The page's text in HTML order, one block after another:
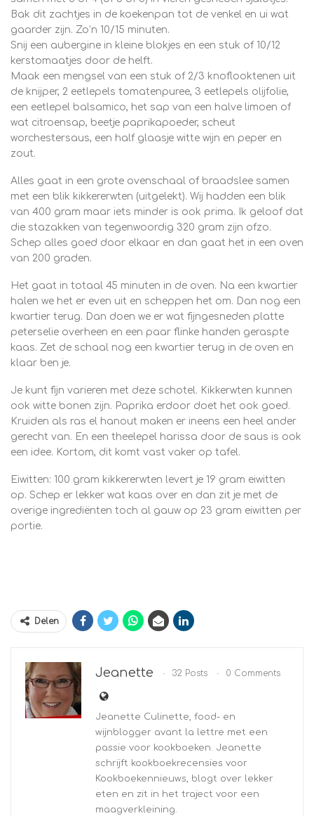
Bak dit zachtjes in de koekenpan tot de venkel en ui wat
gaarder zijn. Zo’n 10/15 minuten.
Snij een aubergine in kleine blokjes en een stuk of 10/12
kerstomaatjes door de helft.
Maak een mengsel van een stuk of 2/3 knoflooktenen uit
de knijper, 2 eetlepels tomatenpuree, 3 eetlepels olijfolie,
een eetlepel balsamico, het sap van een halve limoen of
wat citroensap, beetje paprikapoeder, scheut
worchestersaus, een half glaasje witte wijn en peper en
zout.
Alles gaat in een grote ovenschaal of braadslee samen
met een blik kikkererwten (uitgelekt). Wij hadden een blik
van 400 gram maar iets minder is ook prima. Ik geloof dat
die stazakken van tegenwoordig 320 gram zijn ofzo.
Schep alles goed door elkaar en dan gaat het in een oven
van 200 graden.
Het gaat in totaal 45 minuten in de oven. Na een kwartier
halen we het er even uit en scheppen het om. Dan nog een
kwartier terug. Dan doen we er wat fijngesneden platte
peterselie overheen en een paar flinke handen geraspte
kaas. Zet de schaal nog een kwartier terug in de oven en
klaar ben je.
Je kunt fijn varieren met deze schotel. Kikkerwten kunnen
ook witte bonen zijn. Paprika erdoor doet het ook goed.
Kruiden als ras el hanout maken er ineens een heel ander
gerecht van. En een theelepel harissa door de saus is ook
een idee. Kortom, dit komt vast vaker op tafel.
Eiwitten: 100 gram kikkererwten levert je 19 gram eiwitten
op. Schep er lekker wat kaas over en dan zit je met de
overige ingrediënten toch al gauw op 23 gram eiwitten per
portie.
Delen
Jeanette 32 Posts 0 Comments
Jeanette Culinette, food- en
wijnblogger avant la lettre met een
passie voor kookboeken. Jeanette
schrijft kookboekrecensies voor
Kookboekennieuws, blogt over lekker
eten en zit in het traject voor een
maagverkleining.